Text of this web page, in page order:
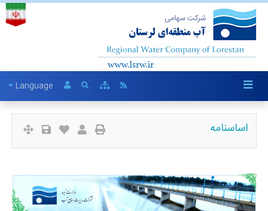
Language
اساسنامه